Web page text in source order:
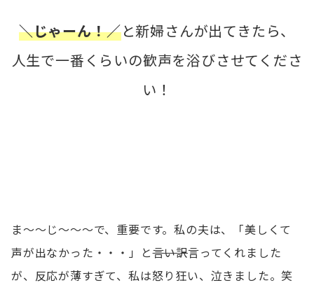
＼じゃーん！／と新婦さんが出てきたら、
人生で一番くらいの歓声を浴びさせてくださ
い！
ま〜〜じ〜〜〜で、重要です。私の夫は、「美しくて
声が出なかった・・・」と言い訳言ってくれました
が、反応が薄すぎて、私は怒り狂い、泣きました。笑